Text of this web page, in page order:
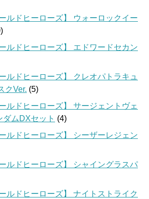
ルドヒーローズ】 ウォーロックイー
ルドヒーローズ】 エドワードセカン
ルドヒーローズ】 クレオパトラキュ
クVer. (5)
ルドヒーローズ】 サージェントヴェ
ダムDXセット (4)
ルドヒーローズ】 シーザーレジェン
ルドヒーローズ】 シャイングラスパ
ルドヒーローズ】 ナイトストライク